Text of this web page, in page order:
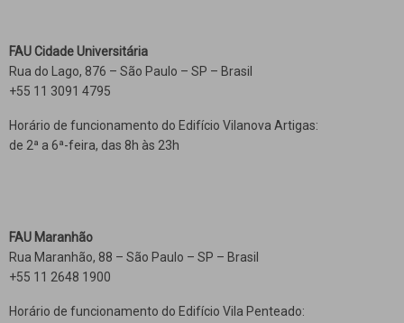
FAU Cidade Universitária
Rua do Lago, 876 – São Paulo – SP – Brasil
+55 11 3091 4795
Horário de funcionamento do Edifício Vilanova Artigas:
de 2ª a 6ª-feira, das 8h às 23h
FAU Maranhão
Rua Maranhão, 88 – São Paulo – SP – Brasil
+55 11 2648 1900
Horário de funcionamento do Edifício Vila Penteado: